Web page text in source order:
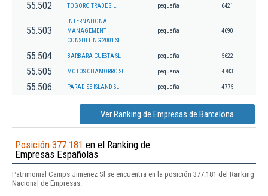
55.502 TOGORO TRADE S.L. pequeña 6421
55.503
INTERNATIONAL
MANAGEMENT
CONSULTING 2001 SL
pequeña 4690
55.504 BARBARA CUESTA SL pequeña 5622
55.505 MOTOS CHAMORRO SL pequeña 4783
55.506 PARADISE ISLAND SL pequeña 4775
Ver Ranking de Empresas de Barcelona
Posición 377.181 en el Ranking de
Empresas Españolas
Patrimonial Camps Jimenez Sl se encuentra en la posición 377.181 del Ranking
Nacional de Empresas.